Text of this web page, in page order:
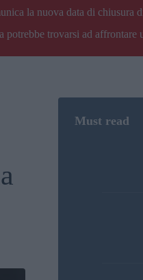
la nuova data di chiusura
trovarsi ad affrontare